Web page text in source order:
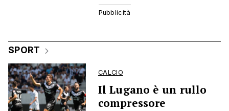
SPORT
CALCIO
Il Lugano è un rullo
compressore